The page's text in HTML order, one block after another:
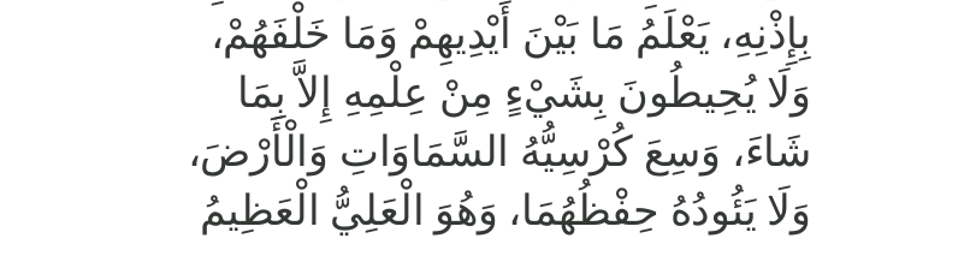
بِإِذْنِهِ، يَعْلَمُ مَا بَيْنَ أَيْدِيهِمْ وَمَا خَلْفَهُمْ،
وَلَا يُحِيطُونَ بِشَيْءٍ مِنْ عِلْمِهِ إِلاَّ بِمَا
شَاءَ، وَسِعَ كُرْسِيُّهُ السَّمَاوَاتِ وَالْأَرْضَ،
وَلَا يَئُودُهُ حِفْظُهُمَا، وَهُوَ الْعَلِيُّ الْعَظِيمُ